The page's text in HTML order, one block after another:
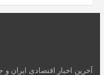
آخرین اخبار اقتصادی ایران و